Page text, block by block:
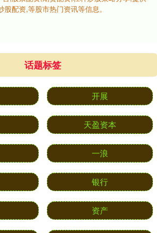
配资,等股市热门资讯等信息。
话题标签
开展
天盈资本
一浪
银行
资产